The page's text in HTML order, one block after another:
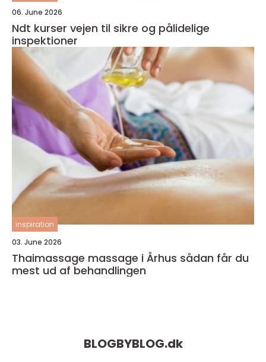
06. June 2026
Ndt kurser vejen til sikre og pålidelige
inspektioner
inspiration
03. June 2026
Thaimassage massage i Århus sådan får du
mest ud af behandlingen
BLOGBYBLOG.dk